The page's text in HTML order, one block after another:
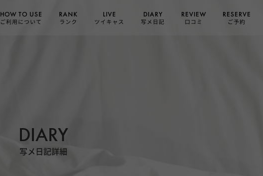
DIARY
写メ日記詳細
HOW TO USE
ご利用について
RANK
ランク
LIVE
ツイキャス
DIARY
写メ日記
REVIEW
口コミ
RESERVE
ご予約